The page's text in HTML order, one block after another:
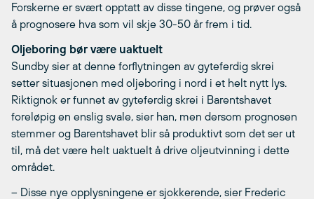
Forskerne er svært opptatt av disse tingene, og prøver også
å prognosere hva som vil skje 30-50 år frem i tid.
Oljeboring bør være uaktuelt
Sundby sier at denne forflytningen av gyteferdig skrei
setter situasjonen med oljeboring i nord i et helt nytt lys.
Riktignok er funnet av gyteferdig skrei i Barentshavet
foreløpig en enslig svale, sier han, men dersom prognosen
stemmer og Barentshavet blir så produktivt som det ser ut
til, må det være helt uaktuelt å drive oljeutvinning i dette
området.
– Disse nye opplysningene er sjokkerende, sier Frederic